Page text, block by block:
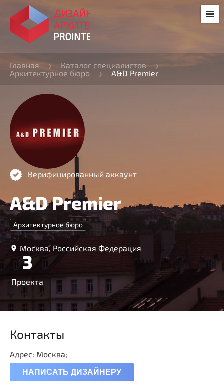
Главная
Каталог специалистов
Архитектурное бюро
A&D Premier
Верифицированный аккаунт
A&D Premier
Архитектурное бюро
Москва, Российская Федерация
3
Проекта
Контакты
Адрес: Москва;
НАПИСАТЬ ДИЗАЙНЕРУ